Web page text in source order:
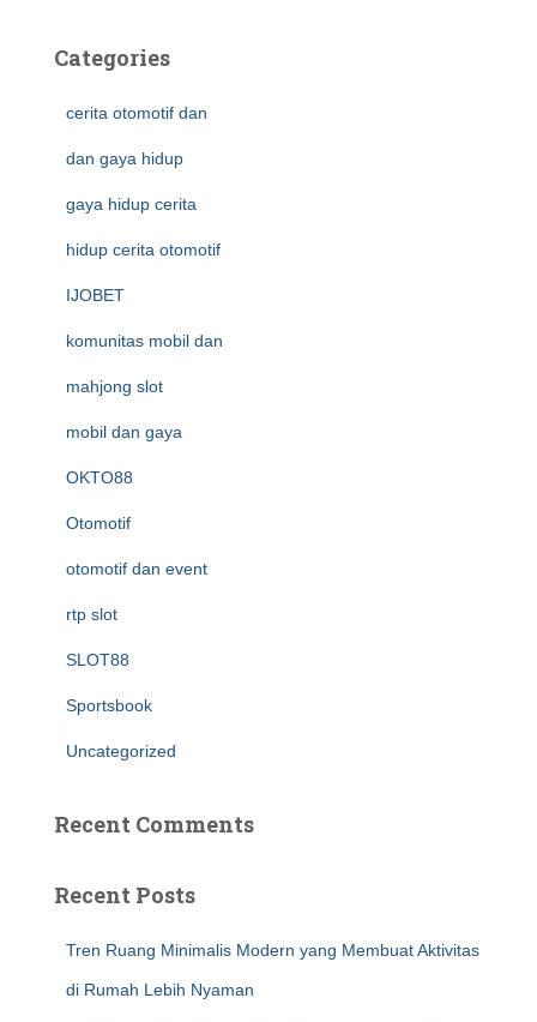
Categories
cerita otomotif dan
dan gaya hidup
gaya hidup cerita
hidup cerita otomotif
IJOBET
komunitas mobil dan
mahjong slot
mobil dan gaya
OKTO88
Otomotif
otomotif dan event
rtp slot
SLOT88
Sportsbook
Uncategorized
Recent Comments
Recent Posts
Tren Ruang Minimalis Modern yang Membuat Aktivitas
di Rumah Lebih Nyaman